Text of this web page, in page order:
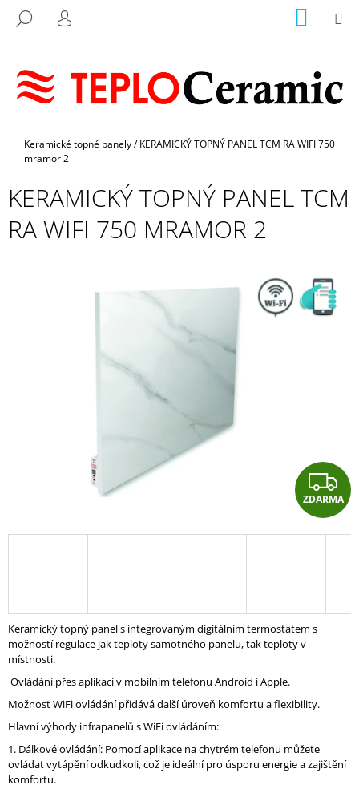
HLEDAT
PŘIHLÁŠENÍ KOŠÍK
Domů
Keramické topné panely/ KERAMICKÝ TOPNÝ PANEL TCM RA WIFI 750
mramor 2
KERAMICKÝ TOPNÝ PANEL TCM
RA WIFI 750 MRAMOR 2
Z
D
A
ZDARMA
Keramický topný panel s integrovaným digitálním termostatem s
možností regulace jak teploty samotného panelu, tak teploty v
místnosti.
Ovládání přes aplikaci v mobilním telefonu Android i Apple.
Možnost WiFi ovládání přidává další úroveň komfortu a flexibility.
Hlavní výhody infrapanelů s WiFi ovládáním:
1. Dálkové ovládání: Pomocí aplikace na chytrém telefonu můžete
ovládat vytápění odkudkoli, což je ideální pro úsporu energie a zajištění
komfortu.
C
O
O
T
Ř
E
B
D
O
P
O
U
Č
U
J
E
M
E